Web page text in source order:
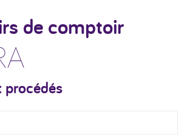
de comptoir
procédés